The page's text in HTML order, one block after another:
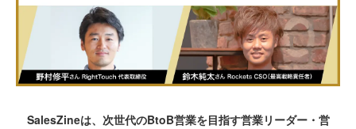
SalesZineは、次世代のBtoB営業を目指す営業リーダー・営